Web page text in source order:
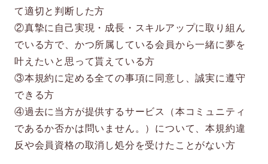
て適切と判断した方
②真摯に自己実現・成長・スキルアップに取り組ん
でいる方で、かつ所属している会員から一緒に夢を
叶えたいと思って貰えている方
③本規約に定める全ての事項に同意し、誠実に遵守
できる方
④過去に当方が提供するサービス（本コミュニティ
であるか否かは問いません。）について、本規約違
反や会員資格の取消し処分を受けたことがない方